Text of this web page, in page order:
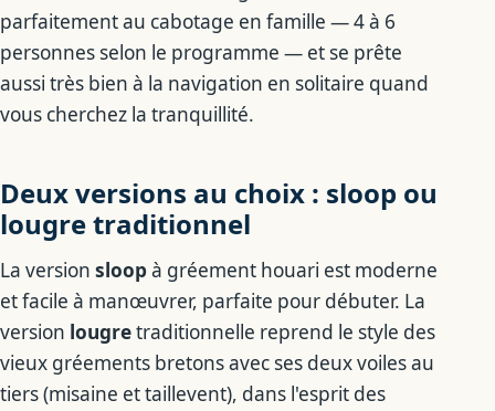
parfaitement au cabotage en famille — 4 à 6
personnes selon le programme — et se prête
aussi très bien à la navigation en solitaire quand
vous cherchez la tranquillité.
Deux versions au choix : sloop ou
lougre traditionnel
La version sloopà gréement houari est moderne
et facile à manœuvrer, parfaite pour débuter. La
version lougretraditionnelle reprend le style des
vieux gréements bretons avec ses deux voiles au
tiers (misaine et taillevent), dans l'esprit des